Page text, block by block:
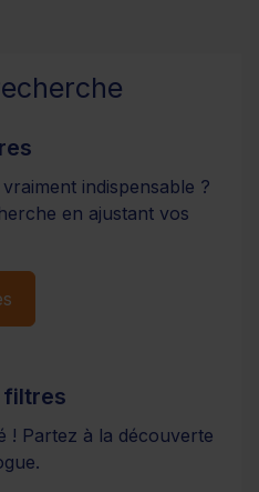
indispensable ?
en ajustant vos
filtres
! Partez à la découverte